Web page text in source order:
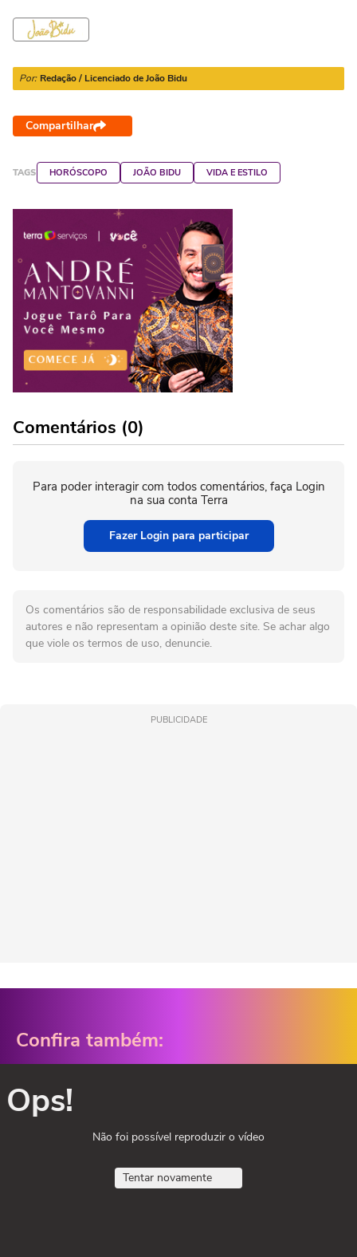
Por: Redação / Licenciado de João Bidu
Compartilhar
TAGS HORÓSCOPO JOÃO BIDU VIDA E ESTILO
Comentários (0)
Para poder interagir com todos comentários, faça Login
na sua conta Terra
Fazer Login para participar
Os comentários são de responsabilidade exclusiva de seus
autores e não representam a opinião deste site. Se achar algo
que viole os termos de uso, denuncie.
PUBLICIDADE
Confira também:
Ops!
Não foi possível reproduzir o vídeo
Tentar novamente